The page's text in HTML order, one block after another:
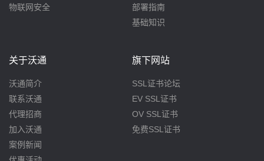
物联网安全
部署指南
基础知识
关于沃通
沃通简介
联系沃通
代理招商
加入沃通
案例新闻
旗下网站
SSL证书论坛
EV SSL证书
OV SSL证书
免费SSL证书